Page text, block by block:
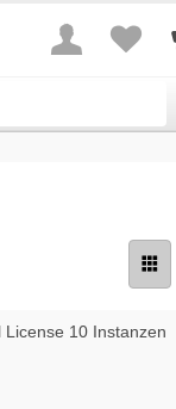
10 Instanzen